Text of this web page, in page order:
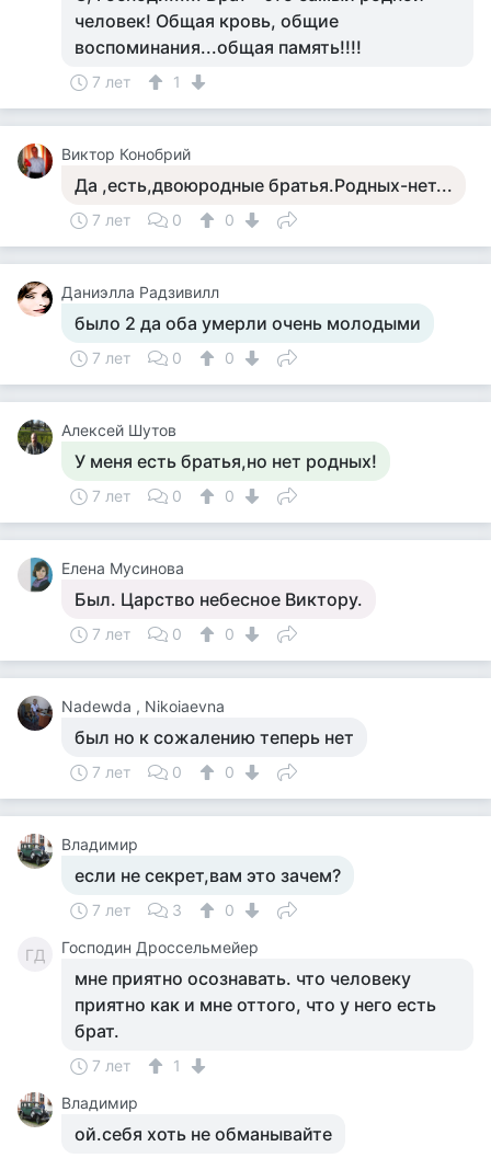
человек! Общая кровь, общие
воспоминания...общая память!!!!
7 лет 1
Виктор Конобрий
Да ,есть,двоюродные братья.Родных-нет...
7 лет 0 0
Даниэлла Радзивилл
было 2 да оба умерли очень молодыми
7 лет 0 0
Алексей Шутов
У меня есть братья,но нет родных!
7 лет 0 0
Елена Мусинова
Был. Царство небесное Виктору.
7 лет 0 0
Nadewda , Nikoiaevna
был но к сожалению теперь нет
7 лет 0 0
Владимир
если не секрет,вам это зачем?
7 лет 3 0
ГД Господин Дроссельмейер
мне приятно осознавать. что человеку
приятно как и мне оттого, что у него есть
брат.
7 лет
1
Владимир
ой.себя хоть не обманывайте